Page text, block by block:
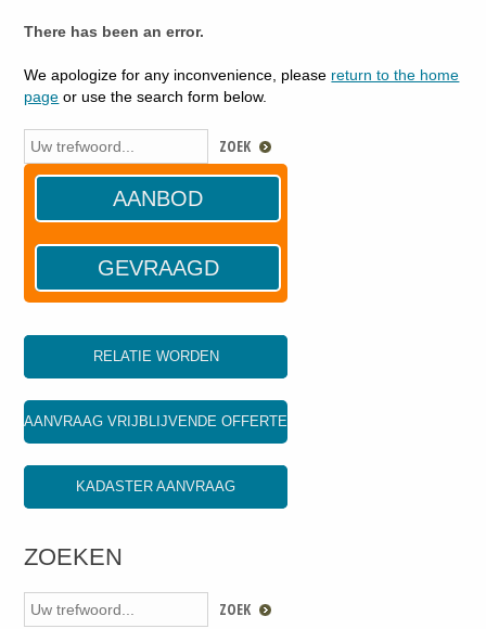
There has been an error.
We apologize for any inconvenience, please return to the home
page or use the search form below.
AANBOD
GEVRAAGD
RELATIE WORDEN
AANVRAAG VRIJBLIJVENDE OFFERTE
KADASTER AANVRAAG
ZOEKEN